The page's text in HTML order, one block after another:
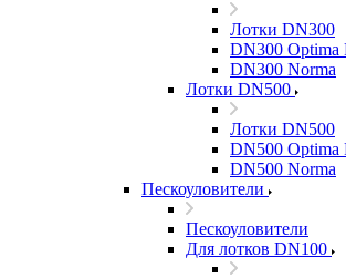
Лотки DN300
DN300 Optima
DN300 Norma
Лотки DN500
Лотки DN500
DN500 Optima
DN500 Norma
Пескоуловители
Пескоуловители
Для лотков DN100